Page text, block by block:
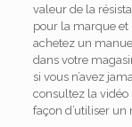
valeur de la
pour la marque et
achetez un
dans votre
si vous n’avez
consultez la
façon d’utiliser un